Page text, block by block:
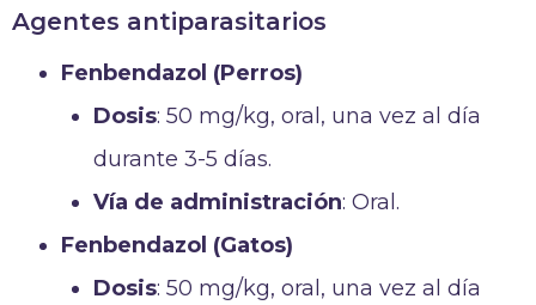
Agentes antiparasitarios
Fenbendazol (Perros)
Dosis: 50 mg/kg, oral, una vez al día
durante 3-5 días.
Vía de administración: Oral.
Fenbendazol (Gatos)
Dosis: 50 mg/kg, oral, una vez al día